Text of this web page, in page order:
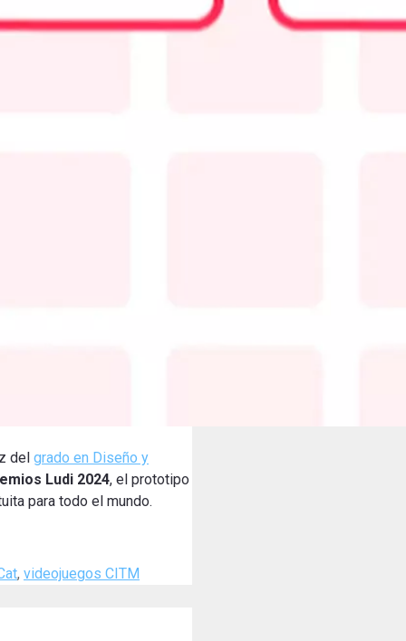
del grado en Diseño y
Ludi 2024, el prototipo
para todo el mundo.
, videojuegos CITM